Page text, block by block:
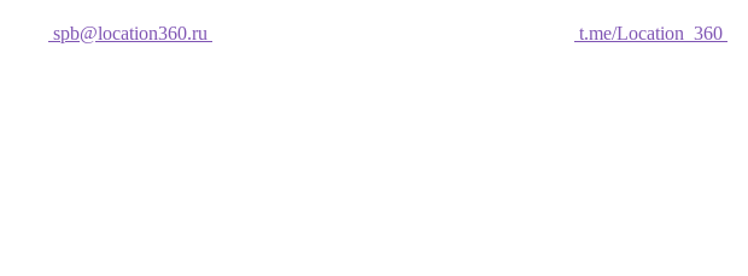
spb@location360.ru t.me/Location_360